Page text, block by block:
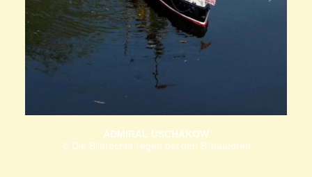
ADMIRAL USCHAKOW
© Die Bildrechte liegen bei den Bildautoren